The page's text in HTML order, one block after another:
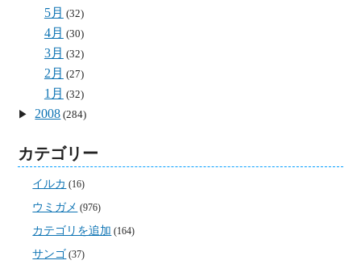
5月 (32)
4月 (30)
3月 (32)
2月 (27)
1月 (32)
2008 (284)
カテゴリー
イルカ (16)
ウミガメ (976)
カテゴリを追加 (164)
サンゴ (37)